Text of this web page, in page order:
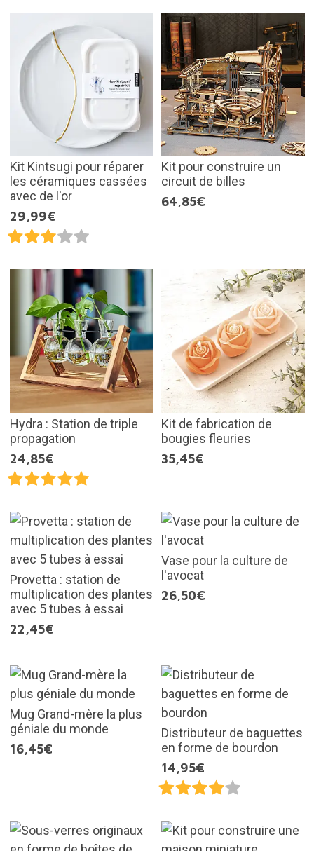
Kit Kintsugi pour réparer
les céramiques cassées
avec de l'or
29,99€
Kit pour construire un
circuit de billes
64,85€
Hydra : Station de triple
propagation
24,85€
Kit de fabrication de
bougies fleuries
35,45€
Provetta : station de
multiplication des plantes
avec 5 tubes à essai
22,45€
Vase pour la culture de
l'avocat
26,50€
Mug Grand-mère la plus
géniale du monde
16,45€
Distributeur de baguettes
en forme de bourdon
14,95€